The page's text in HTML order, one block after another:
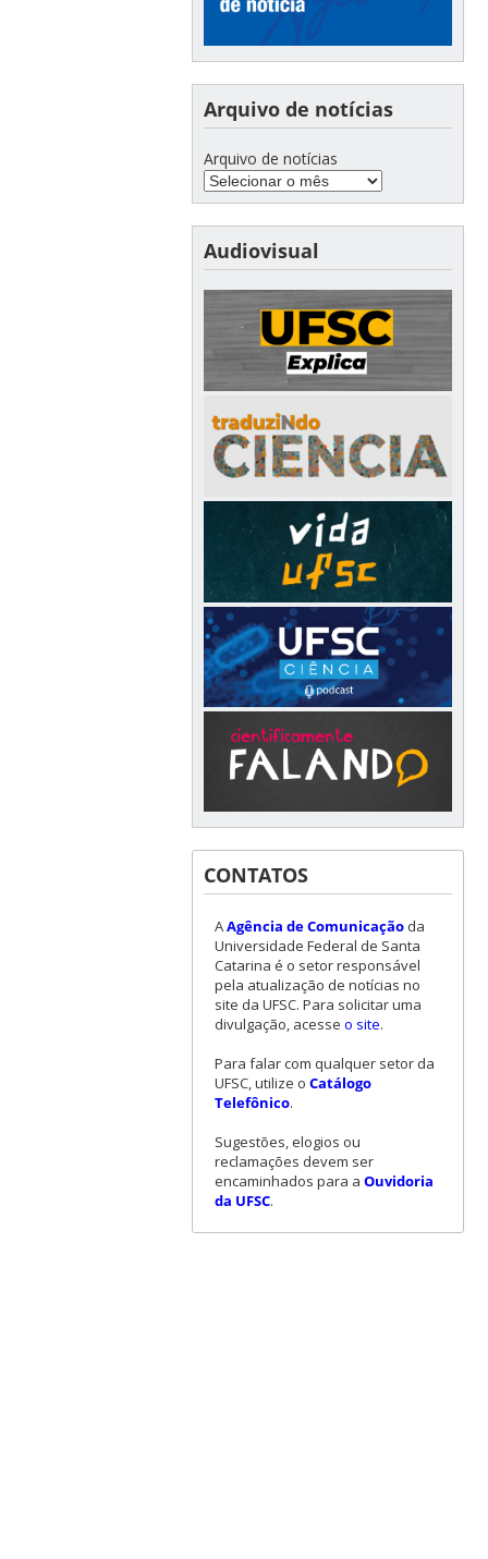
Arquivo de notícias
Arquivo de notícias
Audiovisual
CONTATOS
AAgência de Comunicaçãoda
Universidade Federal de Santa
Catarina é o setor responsável
pela atualização de notícias no
site da UFSC. Para solicitar uma
divulgação, acesse o site.
Para falar com qualquer setor da
UFSC, utilize o Catálogo
Telefônico.
Sugestões, elogios ou
reclamações devem ser
encaminhados para a Ouvidoria
da UFSC.